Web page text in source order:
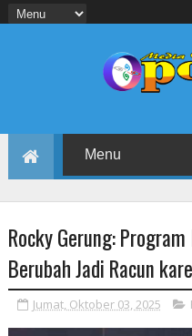
Rocky Gerung:
Berubah Jadi Racun
Jumat, Oktober 03, 2025